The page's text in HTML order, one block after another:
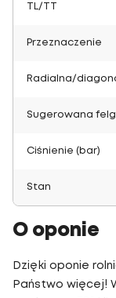
TL/TT
Przeznaczenie
Radialna/
Sugerowana
Ciśnienie (bar)
Stan
O oponie
Dzięki oponie
Państwo więcej!